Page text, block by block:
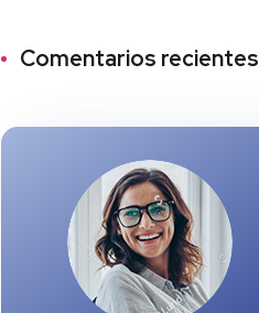
Comentarios recientes